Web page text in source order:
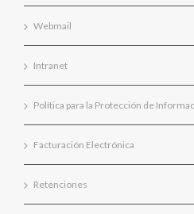
Webmail
Intranet
Política para la Protección de
Facturación Electrónica
Retenciones